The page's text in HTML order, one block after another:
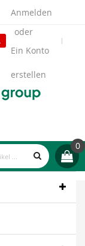
Anmelden
Ein Konto
erstellen
0